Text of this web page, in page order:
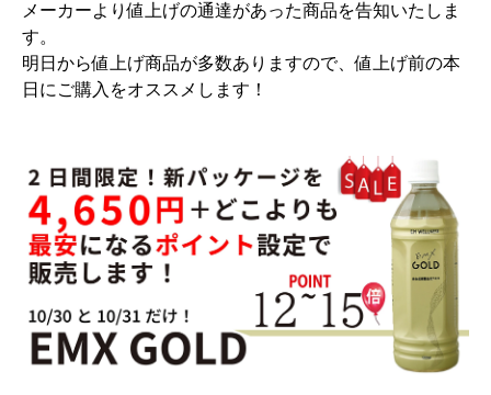
メーカーより値上げの通達があった商品を告知いたしま
す。
明日から値上げ商品が多数ありますので、値上げ前の本
日にご購入をオススメします！